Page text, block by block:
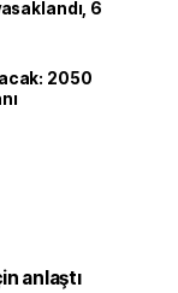
6
2050
anlaştı